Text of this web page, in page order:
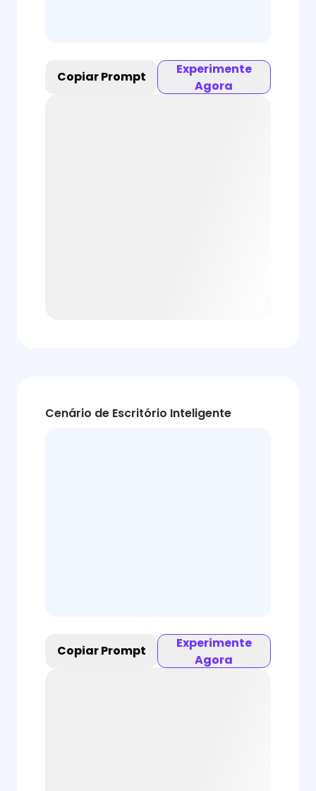
Copiar Prompt
Experimente
Agora
Cenário de Escritório Inteligente
Copiar Prompt
Experimente
Agora